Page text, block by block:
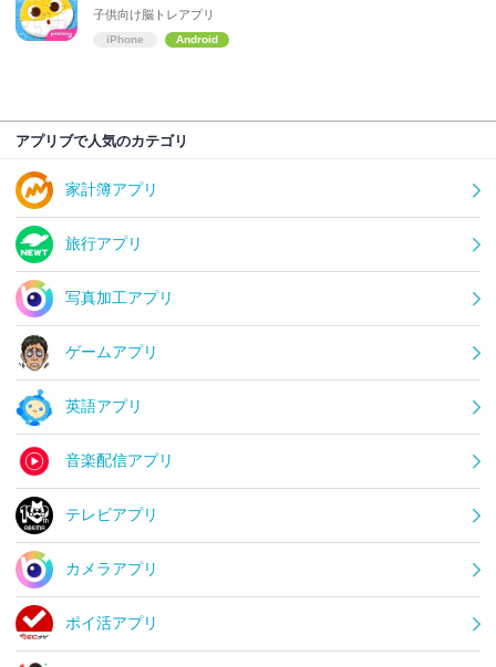
子供向け脳トレアプリ
iPhone Android
アプリブで人気のカテゴリ
家計簿アプリ
旅行アプリ
写真加工アプリ
ゲームアプリ
英語アプリ
音楽配信アプリ
テレビアプリ
カメラアプリ
ポイ活アプリ